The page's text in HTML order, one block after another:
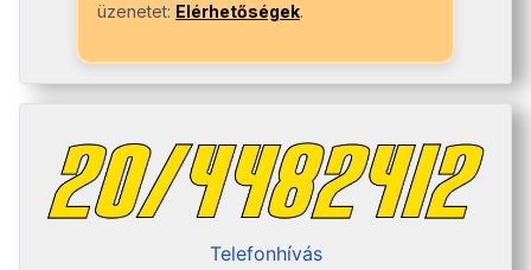
üzenetet: Elérhetőségek.
Telefonhívás